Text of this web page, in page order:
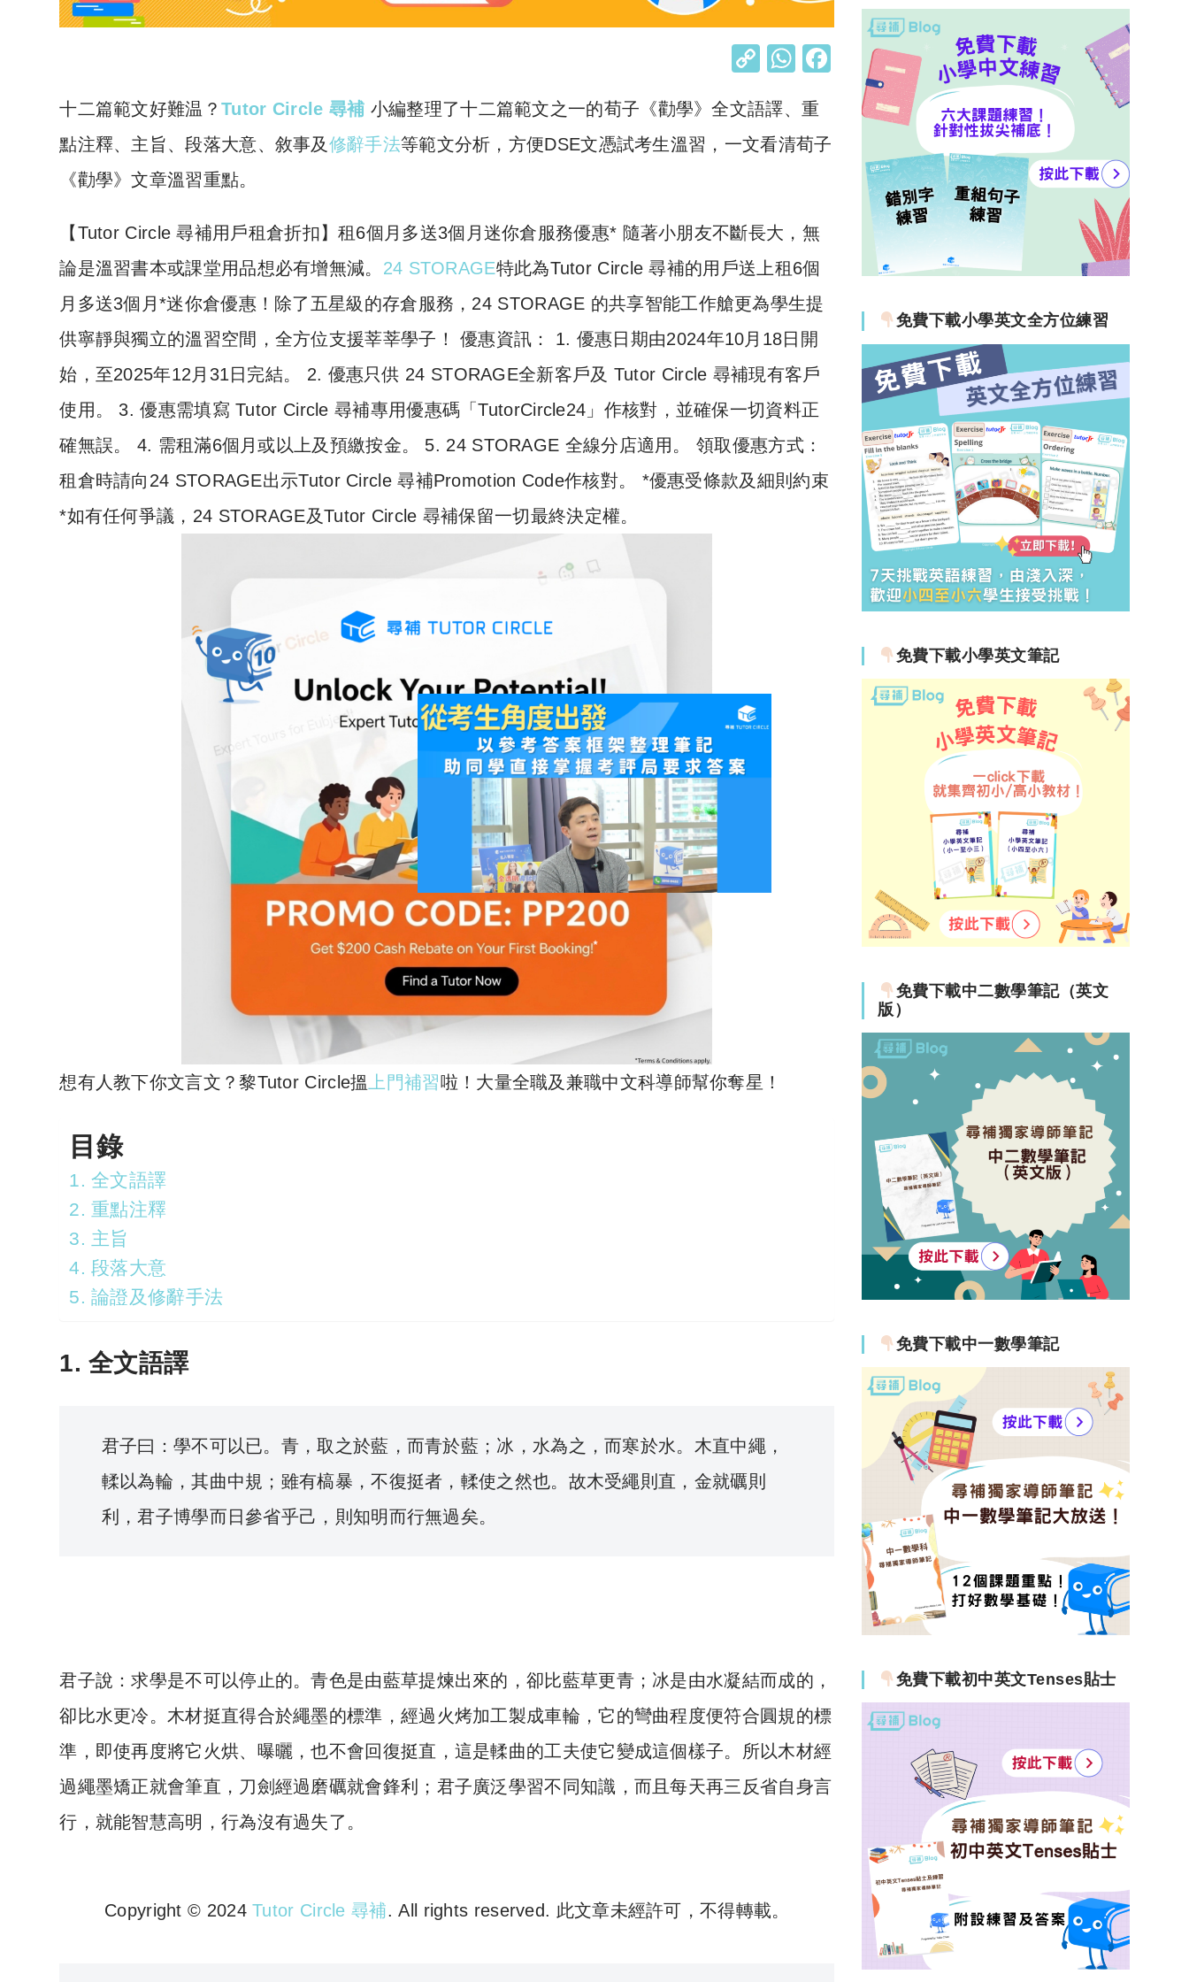
C
p
y
k
W
at
s
p
十二篇範文好難温？ Tutor Circle 尋補 小編整理了十二篇範文之一的荀子《勸學》全文語譯、重
點注釋、主旨、段落大意、敘事及 修辭手法等範文分析，方便DSE文憑試考生溫習，一文看清荀子
《勸學》文章溫習重點。
​【Tutor Circle 尋補用戶租倉折扣】租6個月多送3個月迷你倉服務優惠* 隨著小朋友不斷長大，無
論是溫習書本或課堂用品想必有增無減。 24 STORAGE特此為Tutor Circle 尋補的用戶送上租6個
月多送3個月*迷你倉優惠！除了五星級的存倉服務，24 STORAGE 的共享智能工作艙更為學生提
供寧靜與獨立的溫習空間，全方位支援莘莘學子！ 優惠資訊： 1. 優惠日期由2024年10月18日開
始，至2025年12月31日完結。 2. 優惠只供 24 STORAGE全新客戶及 Tutor Circle 尋補現有客戶
使用。 3. 優惠需填寫 Tutor Circle 尋補專用優惠碼「TutorCircle24」作核對，並確保一切資料正
確無誤。 4. 需租滿6個月或以上及預繳按金。 5. 24 STORAGE 全線分店適用。 領取優惠方式：
租倉時請向24 STORAGE出示Tutor Circle 尋補Promotion Code作核對。 *優惠受條款及細則約束
*如有任何爭議，24 STORAGE及Tutor Circle 尋補保留一切最終決定權。
想有人教下你文言文？黎Tutor Circle搵 上門補習 啦！大量全職及兼職中文科導師幫你奪星！
目錄
1. 全文語譯
2. 重點注釋
3. 主旨
4. 段落大意
5. 論證及修辭手法
1. 全文語譯
君子曰：學不可以已。青，取之於藍，而青於藍；冰，水為之，而寒於水。木直中繩，
輮以為輪，其曲中規；雖有槁暴，不復挺者，輮使之然也。故木受繩則直，金就礪則
利，君子博學而日參省乎己，則知明而行無過矣。
君子說：求學是不可以停止的。青色是由藍草提煉出來的，卻比藍草更青；冰是由水凝結而成的，
卻比水更冷。木材挺直得合於繩墨的標準，經過火烤加工製成車輪，它的彎曲程度便符合圓規的標
準，即使再度將它火烘、曝曬，也不會回復挺直，這是輮曲的工夫使它變成這個樣子。所以木材經
過繩墨矯正就會筆直，刀劍經過磨礪就會鋒利；君子廣泛學習不同知識，而且每天再三反省自身言
行，就能智慧高明，行為沒有過失了。
Copyright © 2024Tutor Circle 尋補. All rights reserved. 此文章未經許可，不得轉載。
免費下載小學英文全方位練習
免費下載小學英文筆記
免費下載中二數學筆記（英文
版）
免費下載中一數學筆記
免費下載初中英文Tenses貼士